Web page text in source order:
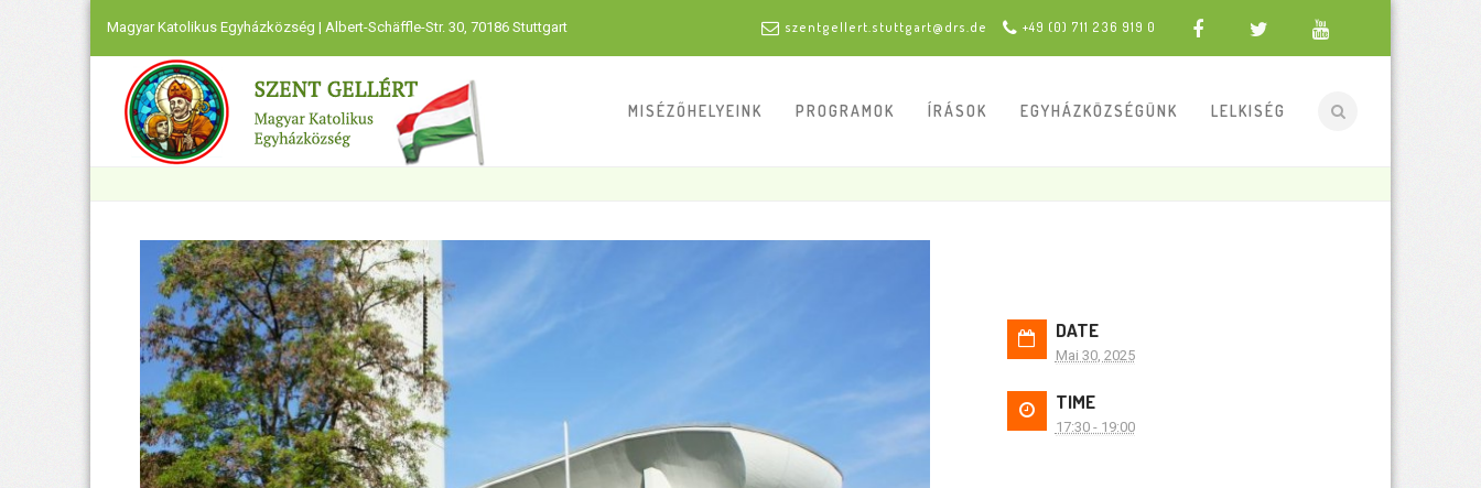
Magyar Katolikus Egyházközség | Albert-Schäffle-Str. 30, 70186 Stuttgart szentgellert.stuttgart@drs.de +49 (0) 711 236 919 0
MISÉZŐHELYEINK PROGRAMOK ÍRÁSOK EGYHÁZKÖZSÉGÜNK LELKISÉG
DATE
Mai 30, 2025
TIME
17:30 - 19:00